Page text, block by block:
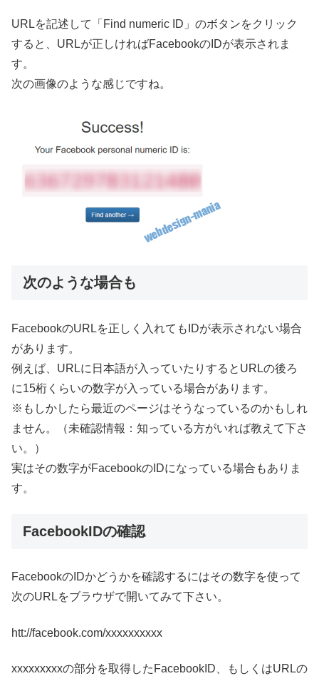
URLを記述して「Find numeric ID」のボタンをクリック
すると、URLが正しければFacebookのIDが表示されま
す。
次の画像のような感じですね。
次のような場合も
FacebookのURLを正しく入れてもIDが表示されない場合
があります。
例えば、URLに日本語が入っていたりするとURLの後ろ
に15桁くらいの数字が入っている場合があります。
※もしかしたら最近のページはそうなっているのかもしれ
ません。（未確認情報：知っている方がいれば教えて下さ
い。）
実はその数字がFacebookのIDになっている場合もありま
す。
FacebookIDの確認
FacebookのIDかどうかを確認するにはその数字を使って
次のURLをブラウザで開いてみて下さい。
htt://facebook.com/xxxxxxxxxx
xxxxxxxxxの部分を取得したFacebookID、もしくはURLの